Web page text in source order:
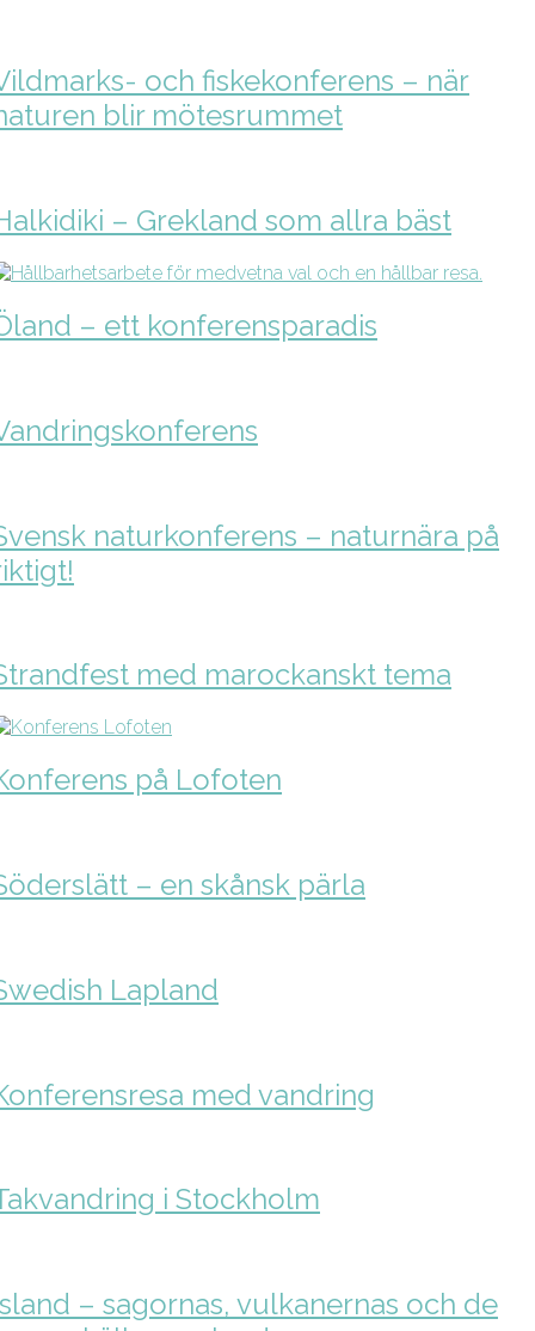
och fiskekonferens – när
blir mötesrummet
– Grekland som allra bäst
– ett konferensparadis
naturkonferens – naturnära på
med marockanskt tema
på Lofoten
– en skånsk pärla
Lapland
med vandring
i Stockholm
– sagornas, vulkanernas och de